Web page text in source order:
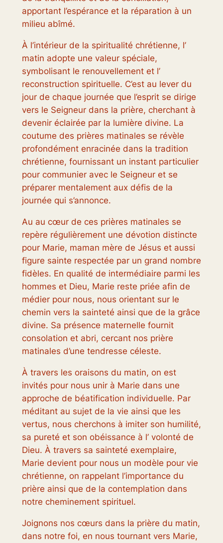
apportant l’espérance et la réparation à un
milieu abîmé.
À l’intérieur de la spiritualité chrétienne, l’
matin adopte une valeur spéciale,
symbolisant le renouvellement et l’
reconstruction spirituelle. C’est au lever du
jour de chaque journée que l’esprit se dirige
vers le Seigneur dans la prière, cherchant à
devenir éclairée par la lumière divine. La
coutume des prières matinales se révèle
profondément enracinée dans la tradition
chrétienne, fournissant un instant particulier
pour communier avec le Seigneur et se
préparer mentalement aux défis de la
journée qui s’annonce.
Au au cœur de ces prières matinales se
repère régulièrement une dévotion distincte
pour Marie, maman mère de Jésus et aussi
figure sainte respectée par un grand nombre
fidèles. En qualité de intermédiaire parmi les
hommes et Dieu, Marie reste priée afin de
médier pour nous, nous orientant sur le
chemin vers la sainteté ainsi que de la grâce
divine. Sa présence maternelle fournit
consolation et abri, cercant nos prière
matinales d’une tendresse céleste.
À travers les oraisons du matin, on est
invités pour nous unir à Marie dans une
approche de béatification individuelle. Par
méditant au sujet de la vie ainsi que les
vertus, nous cherchons à imiter son humilité,
sa pureté et son obéissance à l’ volonté de
Dieu. À travers sa sainteté exemplaire,
Marie devient pour nous un modèle pour vie
chrétienne, on rappelant l’importance du
prière ainsi que de la contemplation dans
notre cheminement spirituel.
Joignons nos cœurs dans la prière du matin,
dans notre foi, en nous tournant vers Marie,